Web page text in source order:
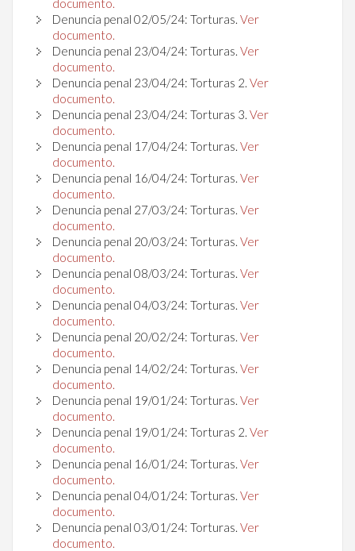
Denuncia penal 02/05/24: Torturas. Ver
documento.
Denuncia penal 23/04/24: Torturas. Ver
documento.
Denuncia penal 23/04/24: Torturas 2. Ver
documento.
Denuncia penal 23/04/24: Torturas 3. Ver
documento.
Denuncia penal 17/04/24: Torturas. Ver
documento.
Denuncia penal 16/04/24: Torturas. Ver
documento.
Denuncia penal 27/03/24: Torturas. Ver
documento.
Denuncia penal 20/03/24: Torturas. Ver
documento.
Denuncia penal 08/03/24: Torturas. Ver
documento.
Denuncia penal 04/03/24: Torturas. Ver
documento.
Denuncia penal 20/02/24: Torturas. Ver
documento.
Denuncia penal 14/02/24: Torturas. Ver
documento.
Denuncia penal 19/01/24: Torturas. Ver
documento.
Denuncia penal 19/01/24: Torturas 2. Ver
documento.
Denuncia penal 16/01/24: Torturas. Ver
documento.
Denuncia penal 04/01/24: Torturas. Ver
documento.
Denuncia penal 03/01/24: Torturas. Ver
documento.